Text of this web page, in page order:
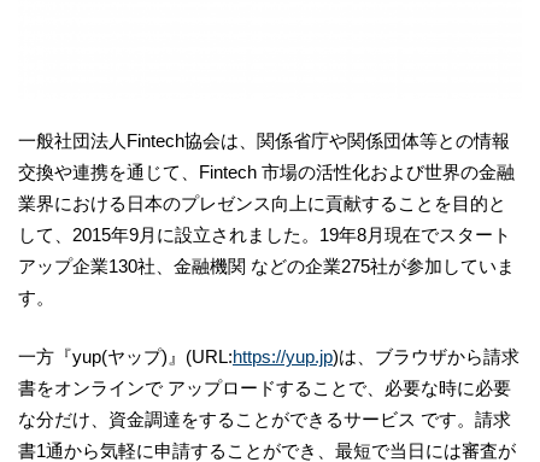
一般社団法人Fintech協会は、関係省庁や関係団体等との情報
交換や連携を通じて、Fintech 市場の活性化および世界の金融
業界における日本のプレゼンス向上に貢献することを目的と
して、2015年9月に設立されました。19年8月現在でスタート
アップ企業130社、金融機関 などの企業275社が参加していま
す。
一方『yup(ヤップ)』(URL:​https://yup.jp​)は、ブラウザから請求
書をオンラインで アップロードすることで、必要な時に必要
な分だけ、資金調達をすることができるサービス です。請求
書1通から気軽に申請することができ、最短で当日には審査が